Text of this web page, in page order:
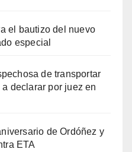
el bautizo del nuevo
especial
de transportar
declarar por juez en
de Ordóñez y
ETA